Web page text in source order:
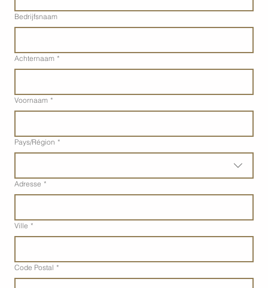
Bedrijfsnaam
Achternaam *
Voornaam *
Adres met meerdere regels
Pays/Région *
Adresse *
Ville *
Code Postal *